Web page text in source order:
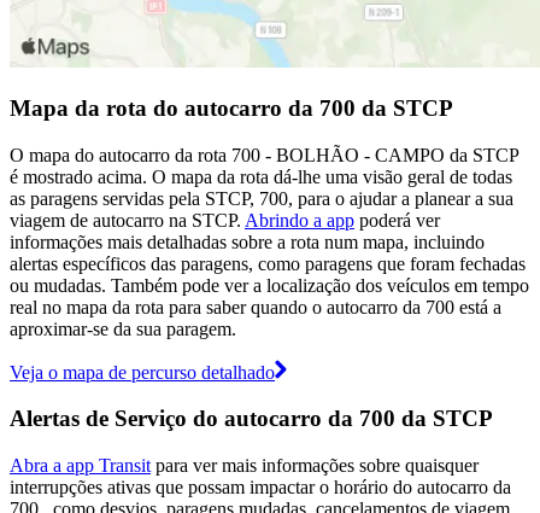
Mapa da rota do autocarro da 700 da STCP
O mapa do autocarro da rota 700 - BOLHÃO - CAMPO da STCP
é mostrado acima. O mapa da rota dá-lhe uma visão geral de todas
as paragens servidas pela STCP, 700, para o ajudar a planear a sua
viagem de autocarro na STCP. Abrindo a app poderá ver
informações mais detalhadas sobre a rota num mapa, incluindo
alertas específicos das paragens, como paragens que foram fechadas
ou mudadas. Também pode ver a localização dos veículos em tempo
real no mapa da rota para saber quando o autocarro da 700 está a
aproximar-se da sua paragem.
Veja o mapa de percurso detalhado
Alertas de Serviço do autocarro da 700 da STCP
Abra a app Transit para ver mais informações sobre quaisquer
interrupções ativas que possam impactar o horário do autocarro da